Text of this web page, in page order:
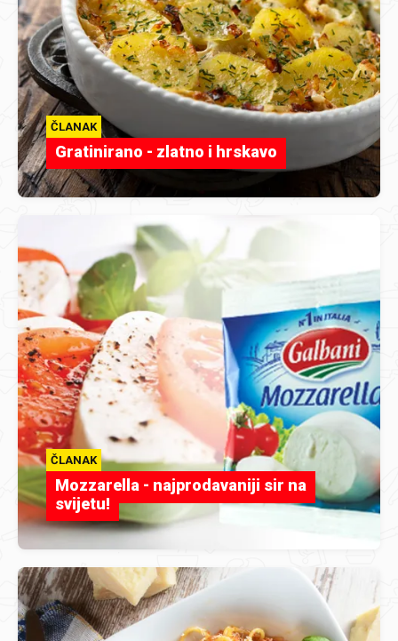
ČLANAK
Gratinirano - zlatno i hrskavo
ČLANAK
Mozzarella - najprodavaniji sir na
svijetu!